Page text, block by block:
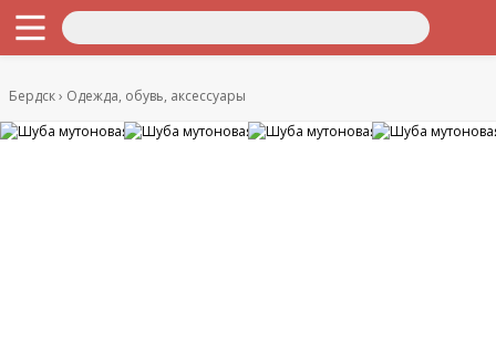
Бердск Одежда, обувь, аксессуары